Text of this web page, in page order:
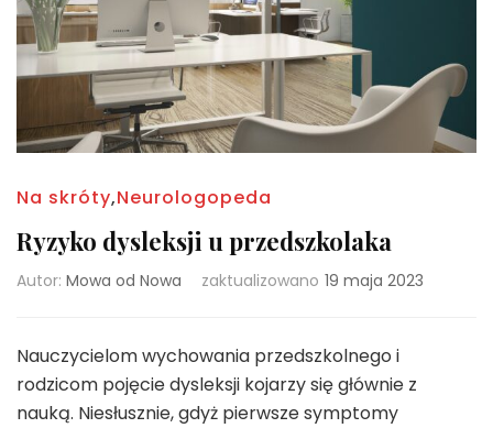
Na skróty,Neurologopeda
Ryzyko dysleksji u przedszkolaka
Autor: Mowa od Nowa zaktualizowano 19 maja 2023
Nauczycielom wychowania przedszkolnego i
rodzicom pojęcie dysleksji kojarzy się głównie z
nauką. Niesłusznie, gdyż pierwsze symptomy